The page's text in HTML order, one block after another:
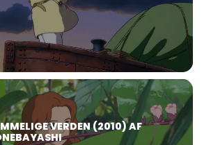
VERDEN (2010) AF